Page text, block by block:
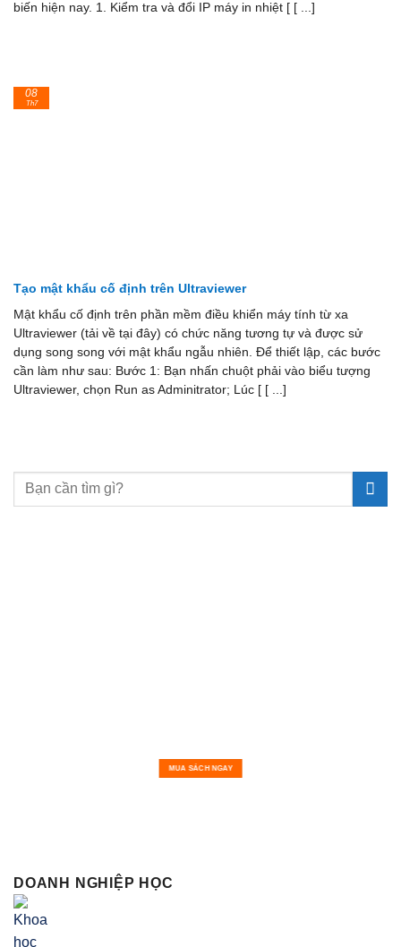
biến hiện nay. 1. Kiểm tra và đổi IP máy in nhiệt [ [ ...]
Tạo mật khẩu cố định trên Ultraviewer
Mật khẩu cố định trên phần mềm điều khiển máy tính từ xa
Ultraviewer (tải về tại đây) có chức năng tương tự và được sử
dụng song song với mật khẩu ngẫu nhiên. Để thiết lập, các bước
cần làm như sau: Bước 1: Bạn nhấn chuột phải vào biểu tượng
Ultraviewer, chọn Run as Adminitrator; Lúc [ [ ...]
08
Th7
MUA SÁCH NGAY
DOANH NGHIỆP HỌC